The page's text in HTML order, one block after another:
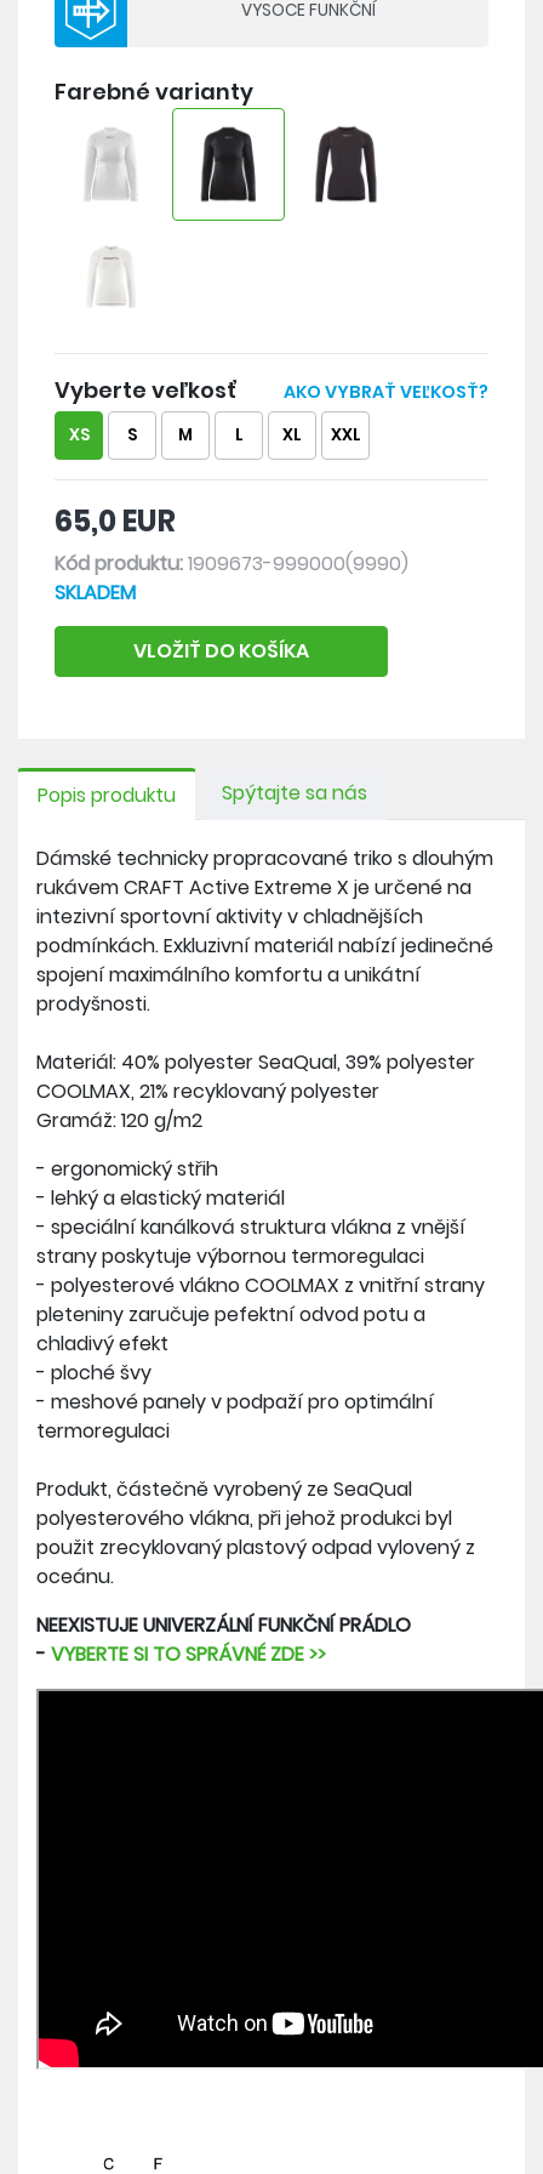
Produkt, částečně vyrobený ze SeaQual
polyesterového vlákna, při jehož produkci byl
použit zrecyklovaný plastový odpad vylovený
z oceánu.
NEEXISTUJE UNIVERZÁLNÍ FUNKČNÍ PRÁDLO
VYBERTE SI TO SPRÁVNÉ ZDE >>
VYSOCE FUNKČNÍ
Farebné varianty
Vyberte veľkosť AKO VYBRAŤ VEĽKOSŤ?
XS S M L XL XXL
65,0 EUR
Kód produktu:1909673-999000(9990)
SKLADEM
VLOŽIŤ DO KOŠÍKA
Popis produktu Spýtajte sa nás
Dámské technicky propracované triko s dlouhým
rukávem CRAFT Active Extreme X je určené na
intezivní sportovní aktivity v chladnějších
podmínkách. Exkluzivní materiál nabízí jedinečné
spojení maximálního komfortu a unikátní
prodyšnosti.
Materiál: 40% polyester SeaQual, 39% polyester
COOLMAX, 21% recyklovaný polyester
Gramáž: 120 g/m2
- ergonomický střih
- lehký a elastický materiál
- speciální kanálková struktura vlákna z vnější
strany poskytuje výbornou termoregulaci
- polyesterové vlákno COOLMAX z vnitřní strany
pleteniny zaručuje pefektní odvod potu a
chladivý efekt
- ploché švy
- meshové panely v podpaží pro optimální
termoregulaci
Produkt, částečně vyrobený ze SeaQual
polyesterového vlákna, při jehož produkci byl
použit zrecyklovaný plastový odpad vylovený z
oceánu.
NEEXISTUJE UNIVERZÁLNÍ FUNKČNÍ PRÁDLO
- VYBERTE SI TO SPRÁVNÉ ZDE >>